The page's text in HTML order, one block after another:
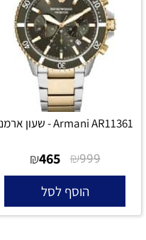
Armani AR11361 - שעון ארמני
₪999
₪465
הוסף לסל